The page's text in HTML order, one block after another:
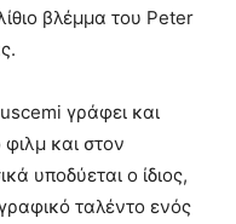
βλέμμα του Peter
γράφει και
και στον
υποδύεται ο ίδιος,
ταλέντο ενός